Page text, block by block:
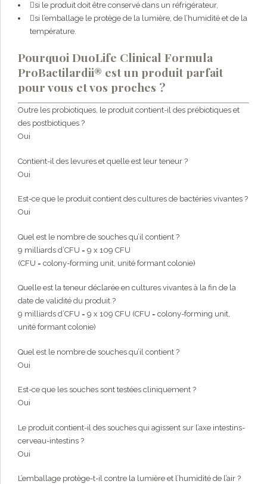
si le produit doit être conservé dans un réfrigérateur,
si l’emballage le protège de la lumière, de l’humidité et de la
température.
Pourquoi DuoLife Clinical Formula
ProBactilardii® est un produit parfait
pour vous et vos proches ?
Outre les probiotiques, le produit contient-il des prébiotiques et
des postbiotiques ?
Oui
Contient-il des levures et quelle est leur teneur ?
Oui
Est-ce que le produit contient des cultures de bactéries vivantes ?
Oui
Quel est le nombre de souches qu’il contient ?
9 milliards d’CFU = 9 x 109 CFU
(CFU = colony-forming unit, unité formant colonie)
Quelle est la teneur déclarée en cultures vivantes à la fin de la
date de validité du produit ?
9 milliards d’CFU = 9 x 109 CFU (CFU = colony-forming unit,
unité formant colonie)
Quel est le nombre de souches qu’il contient ?
Oui
Est-ce que les souches sont testées cliniquement ?
Oui
Le produit contient-il des souches qui agissent sur l’axe intestins-
cerveau-intestins ?
Oui
L’emballage protège-t-il contre la lumière et l’humidité de l’air ?